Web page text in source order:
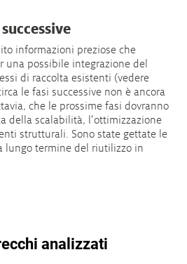
informazioni preziose che
una possibile integrazione del
di raccolta esistenti (vedere
le fasi successive non è ancora
che le prossime fasi dovranno
della scalabilità, l’ottimizzazione
strutturali. Sono state gettate le
lungo termine del riutilizzo in